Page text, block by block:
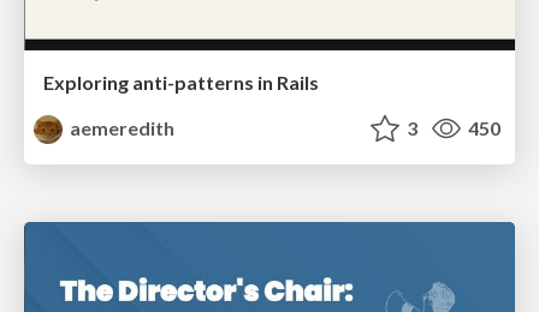
Exploring anti-patterns in Rails
aemeredith
3 450